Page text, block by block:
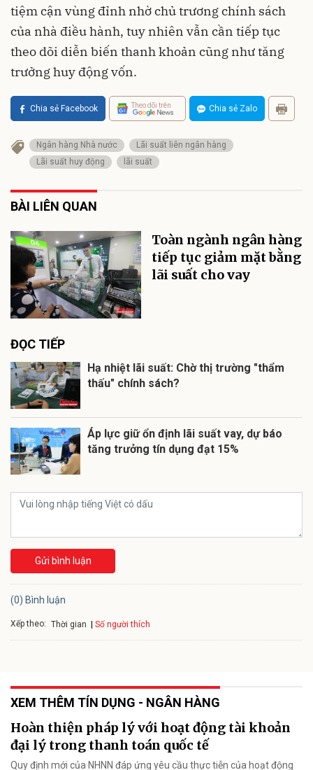
tiệm cận vùng đỉnh nhờ chủ trương chính sách
của nhà điều hành, tuy nhiên vẫn cần tiếp tục
theo dõi diễn biến thanh khoản cũng như tăng
trưởng huy động vốn.
Chia sẻ Facebook Theo dõi trên Chia sẻ Zalo
Ngân hàng Nhà nước
Lãi suất liên ngân hàng
Lãi suất huy động
lãi suất
BÀI LIÊN QUAN
Toàn ngành ngân hàng
tiếp tục giảm mặt bằng
lãi suất cho vay
ĐỌC TIẾP
Hạ nhiệt lãi suất: Chờ thị trường "thẩm
thấu" chính sách?
Áp lực giữ ổn định lãi suất vay, dự báo
tăng trưởng tín dụng đạt 15%
Gửi bình luận
(0) Bình luận
Xếp theo: Thời gian Số người thích
XEM THÊM TÍN DỤNG - NGÂN HÀNG
Hoàn thiện pháp lý với hoạt động tài khoản
đại lý trong thanh toán quốc tế
Quy định mới của NHNN đáp ứng yêu cầu thực tiễn của hoạt động